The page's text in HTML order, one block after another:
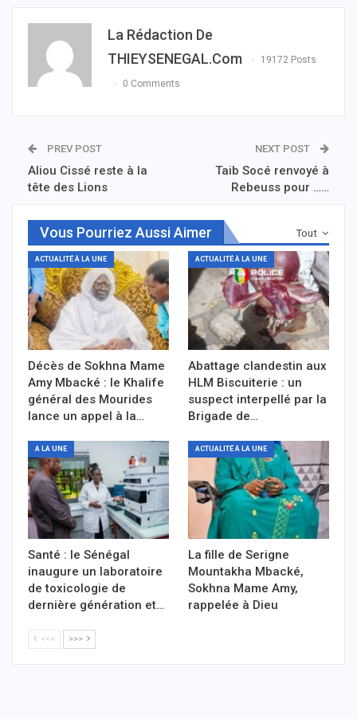
La Rédaction De
THIEYSENEGAL.com
19172 Posts
0 Comments
PREV POST
Aliou Cissé reste à la
tête des Lions
NEXT POST
Taib Socé renvoyé à
Rebeuss pour ……
Tout
Vous Pourriez Aussi Aimer
ACTUALITÉ À LA UNE
Décès de Sokhna Mame
Amy Mbacké : le Khalife
général des Mourides
lance un appel à la…
ACTUALITÉ À LA UNE
Abattage clandestin aux
HLM Biscuiterie : un
suspect interpellé par la
Brigade de…
A LA UNE
Santé : le Sénégal
inaugure un laboratoire
de toxicologie de
dernière génération et…
ACTUALITÉ À LA UNE
La fille de Serigne
Mountakha Mbacké,
Sokhna Mame Amy,
rappelée à Dieu
<<< >>>